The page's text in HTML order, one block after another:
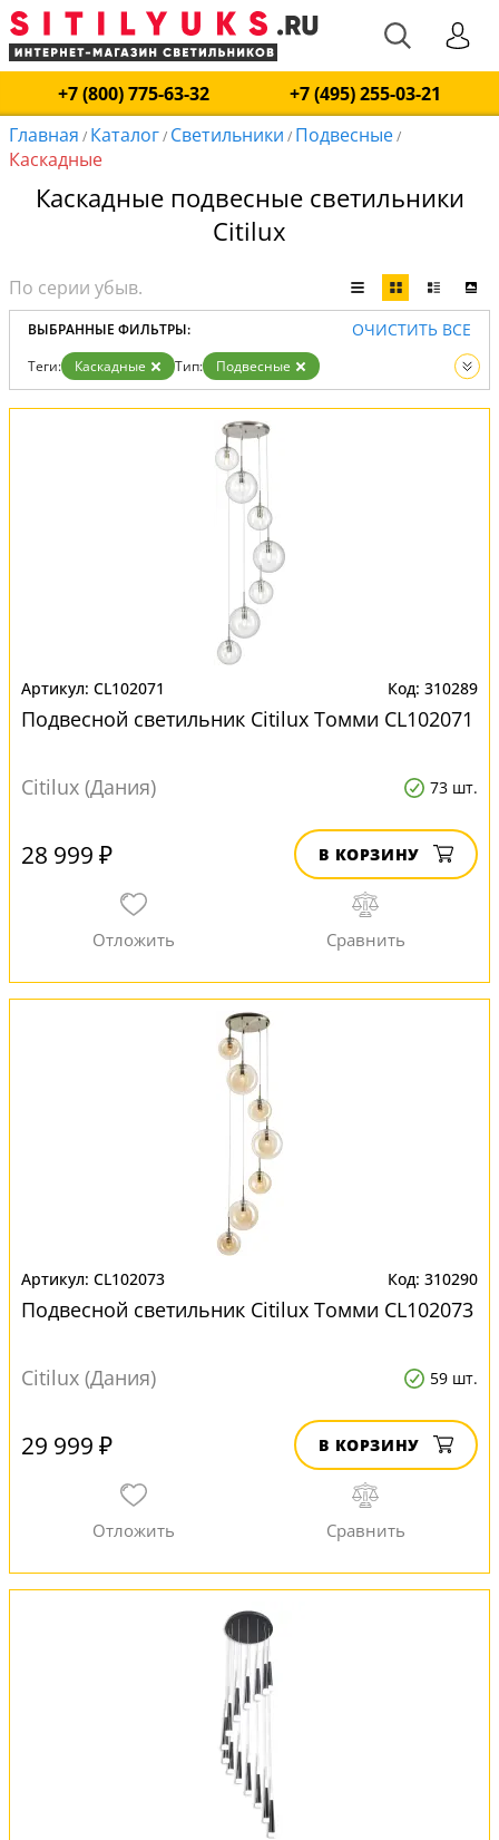
+7 (800) 775-63-32
+7 (495) 255-03-21
Главная / Каталог/ Светильники / Подвесные/
Каскадные
Каскадные подвесные светильники
Citilux
ВЫБРАННЫЕ ФИЛЬТРЫ: ОЧИСТИТЬ ВСЕ
Теги: Каскадные Тип:
Подвесные
Вид:
Светильники
CL102071 310289
Подвесной светильник Citilux Томми CL102071
Citilux (Дания) 73 шт.
28 999 ₽ В КОРЗИНУ
CL102073 310290
Подвесной светильник Citilux Томми CL102073
Citilux (Дания) 59 шт.
29 999 ₽ В КОРЗИНУ